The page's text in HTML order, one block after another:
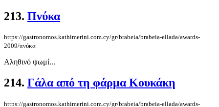
213. Πνύκα
https://gastronomos.kathimerini.com.cy/gr/brabeia/brabeia-ellada/awards-
2009/πνύκα
Αληθινό ψωμί...
214. Γάλα από τη φάρμα Κουκάκη
https://gastronomos.kathimerini.com.cy/gr/brabeia/brabeia-ellada/awards-